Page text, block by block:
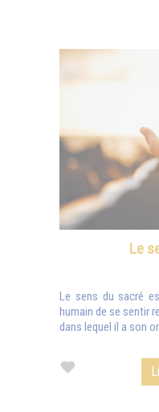
Le
Le sens du sacré
humain de se sentir
dans lequel il a son